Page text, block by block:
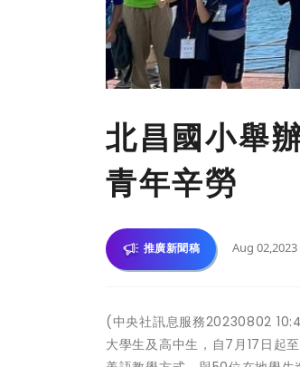
北昌國小舉
青年辛勞
推廣新聞稿 Aug 02,2023
(中央社訊息服務20230802
大學生及高中生，自7月17日起